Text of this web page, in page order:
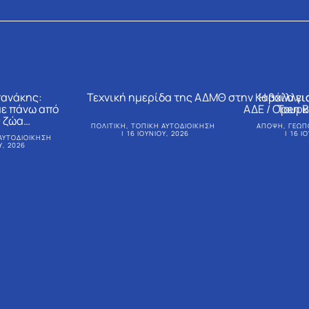
πάνω από
ζώα…
2026
Τεχνική ημερίδα της ΑΔΜΘ στην Καβάλα
ΑΔΕ / Open
ΠΟΛΙΤΙΚΉ,ΤΟΠΙΚΉ ΑΥΤΟΔΙΟΊΚΗΣΗ
16 ΙΟΥΝΊΟΥ, 2026
Η
ΆΠΟΨΗ,
16